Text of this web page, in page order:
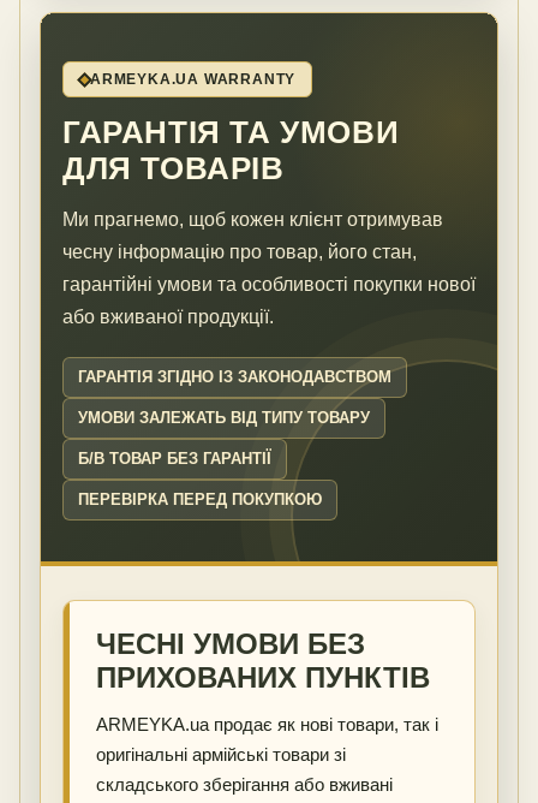
ARMEYKA.UA WARRANTY
ГАРАНТІЯ ТА УМОВИ
ДЛЯ ТОВАРІВ
Ми прагнемо, щоб кожен клієнт отримував
чесну інформацію про товар, його стан,
гарантійні умови та особливості покупки нової
або вживаної продукції.
ГАРАНТІЯ ЗГІДНО ІЗ ЗАКОНОДАВСТВОМ
УМОВИ ЗАЛЕЖАТЬ ВІД ТИПУ ТОВАРУ
Б/В ТОВАР БЕЗ ГАРАНТІЇ
ПЕРЕВІРКА ПЕРЕД ПОКУПКОЮ
ЧЕСНІ УМОВИ БЕЗ
ПРИХОВАНИХ ПУНКТІВ
ARMEYKA.ua продає як нові товари, так і
оригінальні армійські товари зі
складського зберігання або вживані